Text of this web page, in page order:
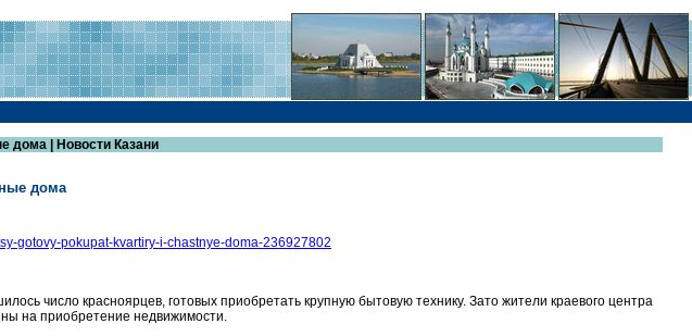
дома | Новости Казани
дома
gotovy-pokupat-kvartiry-i-chastnye-doma-236927802
число красноярцев, готовых приобретать крупную бытовую технику. Зато жители краевого центра
на приобретение недвижимости.